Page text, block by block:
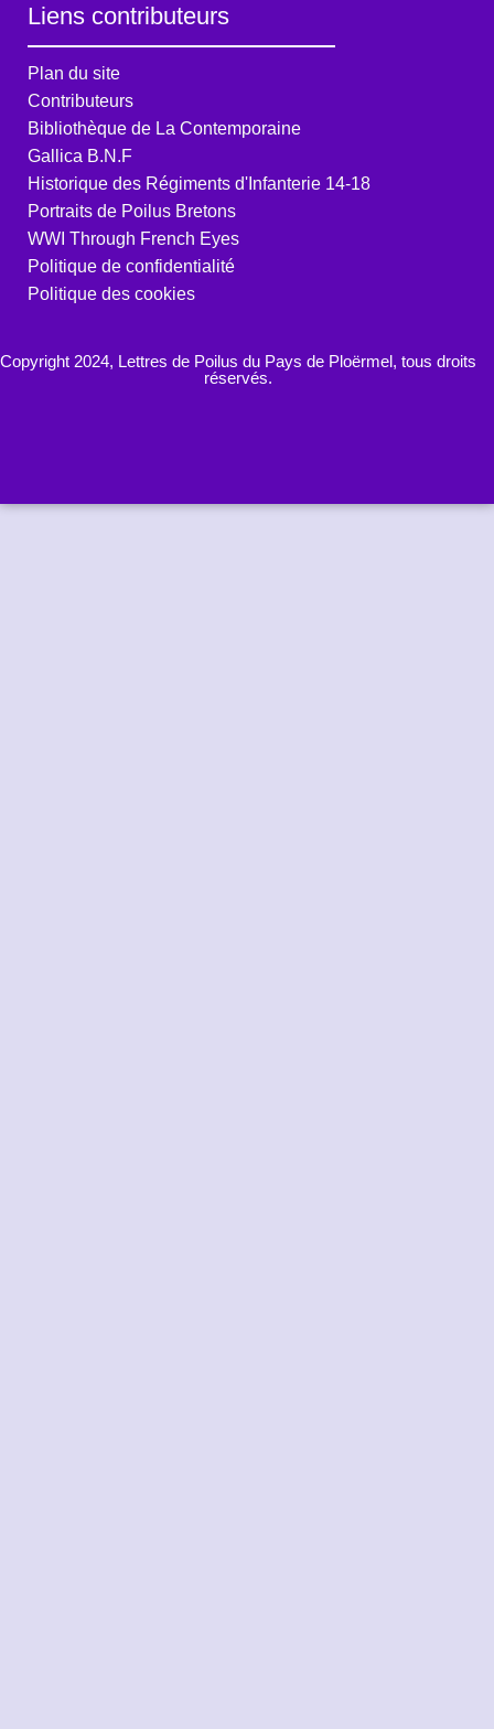
Liens contributeurs
Plan du site
Contributeurs
Bibliothèque de La Contemporaine
Gallica B.N.F
Historique des Régiments d'Infanterie 14-18
Portraits de Poilus Bretons
WWI Through French Eyes
Politique de confidentialité
Politique des cookies
Copyright 2024, Lettres de Poilus du Pays de Ploërmel, tous droits
réservés.